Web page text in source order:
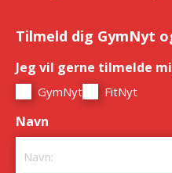
Tilmeld dig GymNyt
Jeg vil gerne tilmelde
GymNyt FitNyt
Navn